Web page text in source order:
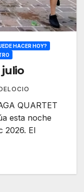
HACER HOY?
julio
QUARTET
esta noche
2026. El